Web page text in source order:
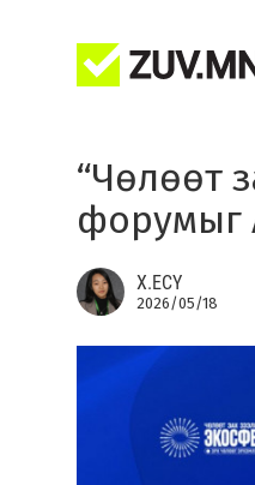
“Чөлөөт
форумыг
Х.ЕСҮ
2026/05/18